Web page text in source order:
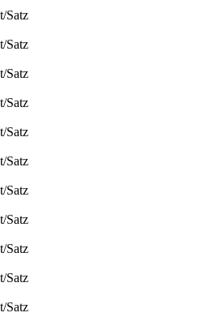
Satz
Satz
Satz
Satz
Satz
Satz
Satz
Satz
Satz
Satz
Satz